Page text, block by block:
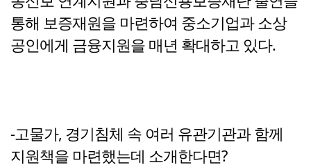
통해 보증재원을 마련하여 중소기업과 소상
공인에게 금융지원을 매년 확대하고 있다.
-고물가, 경기침체 속 여러 유관기관과 함께
지원책을 마련했는데 소개한다면?